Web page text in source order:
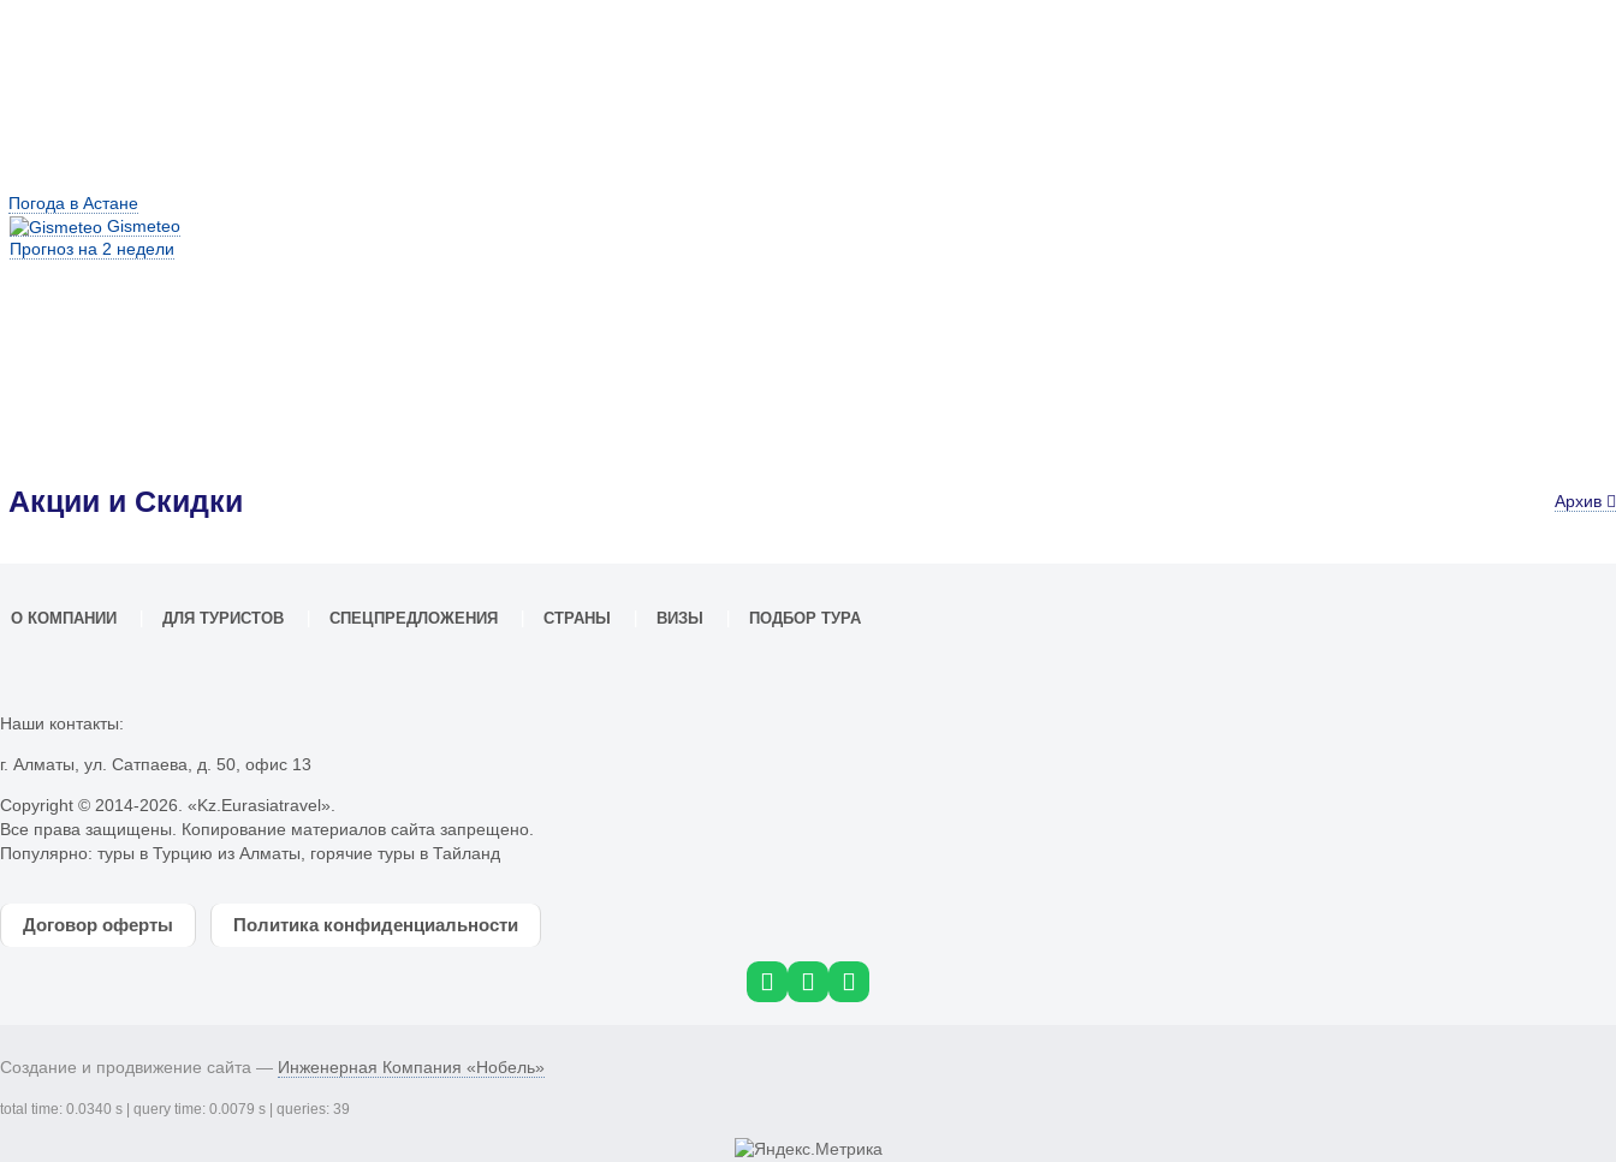
Погода в Астане
Gismeteo
Прогноз на 2 недели
Акции и Скидки Архив
О КОМПАНИИ ДЛЯ ТУРИСТОВ СПЕЦПРЕДЛОЖЕНИЯ СТРАНЫ ВИЗЫ ПОДБОР ТУРА
Наши контакты:
г. Алматы, ул. Сатпаева, д. 50, офис 13
Copyright © 2014-2026. «Kz.Eurasiatravel».
Все права защищены. Копирование материалов сайта запрещено.
Популярно: туры в Турцию из Алматы горячие туры в Тайланд
Договор оферты Политика конфиденциальности
Создание и продвижение сайта — Инженерная Компания «Нобель»
total time: 0.0340 s | query time: 0.0079 s | queries: 39